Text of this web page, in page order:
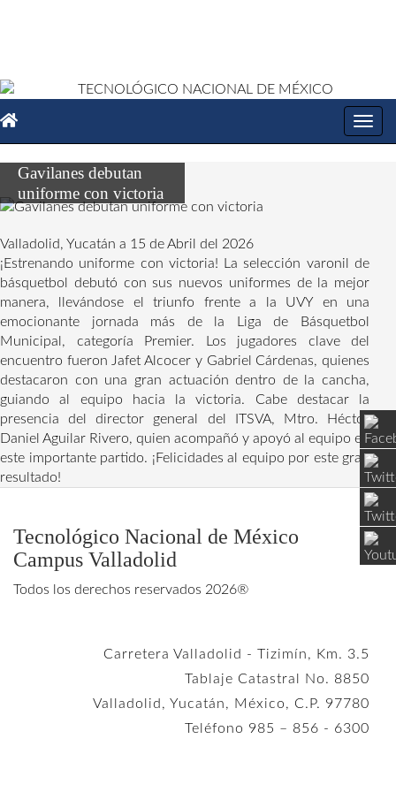
Gavilanes debutan
uniforme con victoria
Valladolid, Yucatán a 15 de Abril del 2026
¡Estrenando uniforme con victoria! La selección varonil de
básquetbol debutó con sus nuevos uniformes de la mejor
manera, llevándose el triunfo frente a la UVY en una
emocionante jornada más de la Liga de Básquetbol
Municipal, categoría Premier. Los jugadores clave del
encuentro fueron Jafet Alcocer y Gabriel Cárdenas, quienes
destacaron con una gran actuación dentro de la cancha,
guiando al equipo hacia la victoria. Cabe destacar la
presencia del director general del ITSVA, Mtro. Héctor
Daniel Aguilar Rivero, quien acompañó y apoyó al equipo en
este importante partido. ¡Felicidades al equipo por este gran
resultado!
Tecnológico Nacional de México
Campus Valladolid
Todos los derechos reservados 2026®
Carretera Valladolid - Tizimín, Km. 3.5
Tablaje Catastral No. 8850
Valladolid, Yucatán, México, C.P. 97780
Teléfono 985 – 856 - 6300